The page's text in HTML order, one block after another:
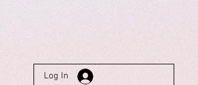
Log In